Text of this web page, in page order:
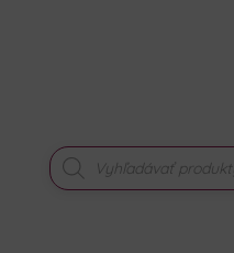
PRODUCTS
SEARCH